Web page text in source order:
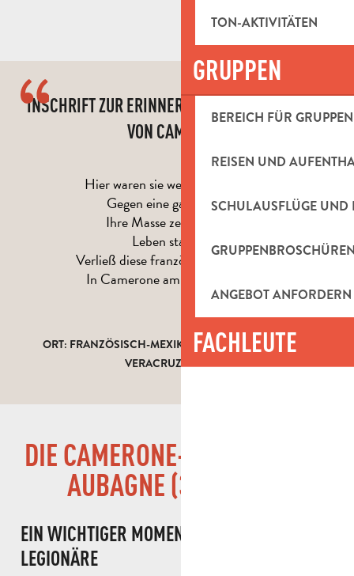
TON-AKTIVITÄTEN
GRUPPEN
BEREICH FÜR GRUPPEN
REISEN UND
SCHULAUSFLÜGE UND
ANGEBOT ANFORDERN
FACHLEUTE
INSCHRIFT ZUR ERINNERUNG AN DIE SCHLACHT
VON CAMERONE
Hier waren sie weniger als sechzig
Gegen eine ganze Armee.
Ihre Masse zermalmte sie.
Leben statt Mut
Verließ diese französischen Soldaten
In Camerone am 30. April 1863.
ORT: FRANZÖSISCH-MEXIKANISCHES MAUSOLEUM,
VERACRUZ, MEXIKO
DIE CAMERONE-ZEREMONIE IN
AUBAGNE (30. APRIL)
EIN WICHTIGER MOMENT IM LEBEN DER
LEGIONÄRE